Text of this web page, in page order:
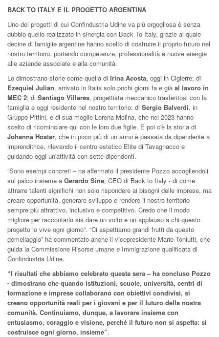
BACK TO ITALY E IL PROGETTO ARGENTINA
Uno dei progetti di cui Confindustria Udine va più orgogliosa è senza
dubbio quello realizzato in sinergia con Back To Italy, grazie al quale
decine di famiglie argentine hanno scelto di costruire il proprio futuro nel
nostro territorio, portando competenze, professionalità e nuove energie
alle aziende associate e alla comunità.
Lo dimostrano storie come quella di Irina Acosta, oggi in Cigierre; di
Ezequiel Julian, arrivato in Italia solo pochi giorni fa e già al lavoro in
MEC 2; di Santiago Villares, progettista meccanico trasferitosi con la
famiglia e oggi residente nel nostro territorio; di Sergio Balverdi, in
Gruppo Pittini, e di sua moglie Lorena Molina, che nel 2023 hanno
scelto di ricominciare qui con le loro due figlie. E poi c'è la storia di
Johanna Hostar, che in poco più di un anno è passata da dipendente a
imprenditrice, rilevando il centro estetico Elite di Tavagnacco e
guidando oggi un'attività con sette dipendenti.
“Sono esempi concreti – ha affermato il presidente Pozzo accogliendoli
sul palco insieme a Gerardo Sine, CEO di Back to Italy - di come
attrarre talenti significhi non solo rispondere ai bisogni delle imprese, ma
creare opportunità, generare sviluppo e rendere il nostro territorio
sempre più attrattivo, inclusivo e competitivo. Credo che il modo
migliore per raccontarlo sia dare un volto e un applauso a chi questo
progetto lo vive ogni giorno”. “Ci aspettiamo grandi frutti da questo
gemellaggio” ha commentato anche il vicepresidente Mario Toniutti, che
guida la Commissione Risorse umane e Immigrazione qualificata di
Confindustria Udine.
“I risultati che abbiamo celebrato questa sera – ha concluso Pozzo
- dimostrano che quando istituzioni, scuole, università, centri di
formazione e imprese collaborano con obiettivi condivisi, si
creano opportunità reali per i giovani e per il futuro della nostra
comunità. Continuiamo, dunque, a lavorare insieme con
entusiasmo, coraggio e visione, perché il futuro non si aspetta: si
costruisce ogni giorno, insieme”.